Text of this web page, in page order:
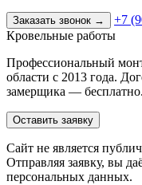
Заказать звонок →
+7
Кровельные работы
Профессиональный
области с 2013 года.
замерщика — бесплатно.
Оставить заявку
Cайт не является
Отправляя заявку, вы
персональных данных.